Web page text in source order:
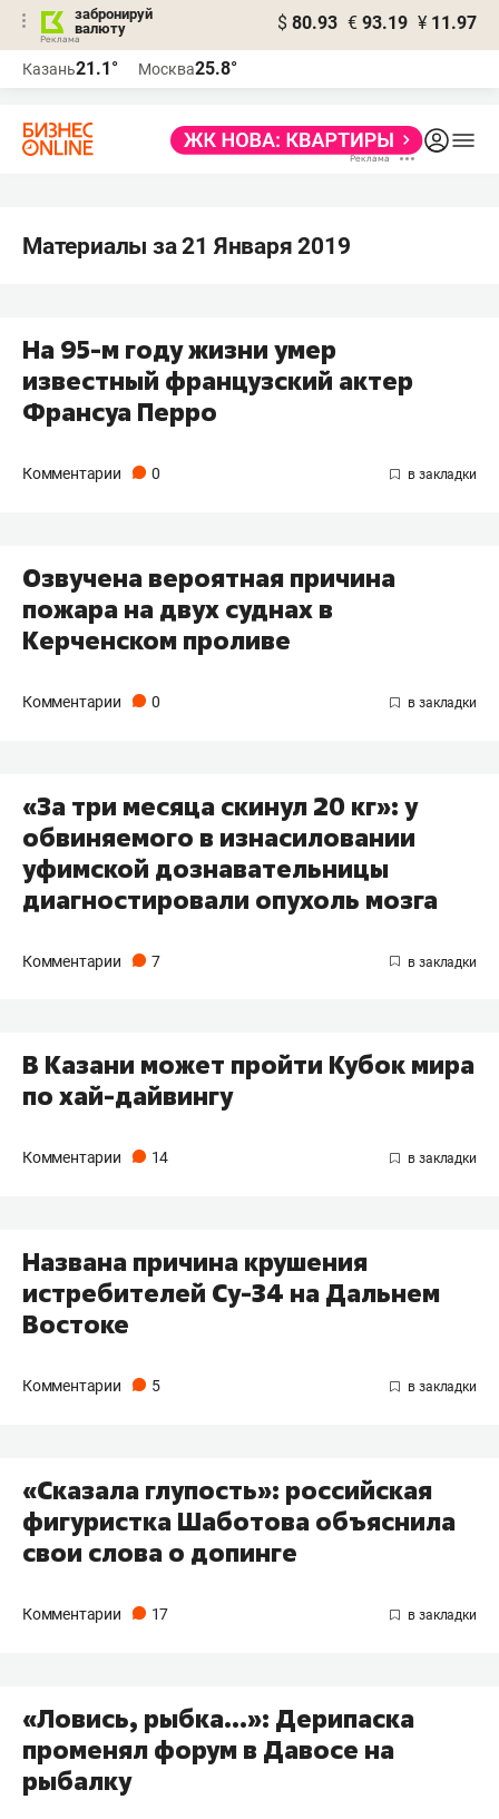
забронируй
валюту
$ 80.93 € 93.19 ¥ 11.97
Казань21.1° Москва25.8°
Материалы за 21 Января 2019
На 95-м году жизни умер
известный французский актер
Франсуа Перро
Комментарии 0
Озвучена вероятная причина
пожара на двух суднах в
Керченском проливе
Комментарии 0
«За три месяца скинул 20 кг»: у
обвиняемого в изнасиловании
уфимской дознавательницы
диагностировали опухоль мозга
Комментарии 7
В Казани может пройти Кубок мира
по хай-дайвингу
Комментарии 14
Названа причина крушения
истребителей Су-34 на Дальнем
Востоке
Комментарии 5
«Сказала глупость»: российская
фигуристка Шаботова объяснила
свои слова о допинге
Комментарии 17
«Ловись, рыбка...»: Дерипаска
променял форум в Давосе на
рыбалку